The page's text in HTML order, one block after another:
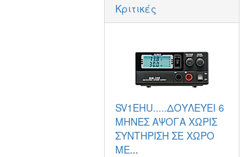
Κριτικές
SV1EHU.....ΔΟΥΛΕΥΕΙ 6
ΜΗΝΕΣ ΑΨΟΓΑ ΧΩΡΙΣ
ΣΥΝΤΗΡΙΣΗ ΣΕ ΧΩΡΟ
ΜΕ...